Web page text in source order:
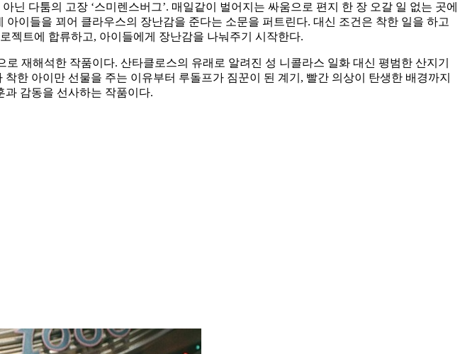
다툼의 고장 ‘스미렌스버그’. 매일같이 벌어지는 싸움으로 편지 한 장 오갈 일 없는 곳에
이들을 꾀어 클라우스의 장난감을 준다는 소문을 퍼트린다. 대신 조건은 착한 일을 하고
젝트에 합류하고, 아이들에게 장난감을 나눠주기 시작한다.
재해석한 작품이다. 산타클로스의 유래로 알려진 성 니콜라스 일화 대신 평범한 산지기
한 아이만 선물을 주는 이유부터 루돌프가 짐꾼이 된 계기, 빨간 의상이 탄생한 배경까지
감동을 선사하는 작품이다.